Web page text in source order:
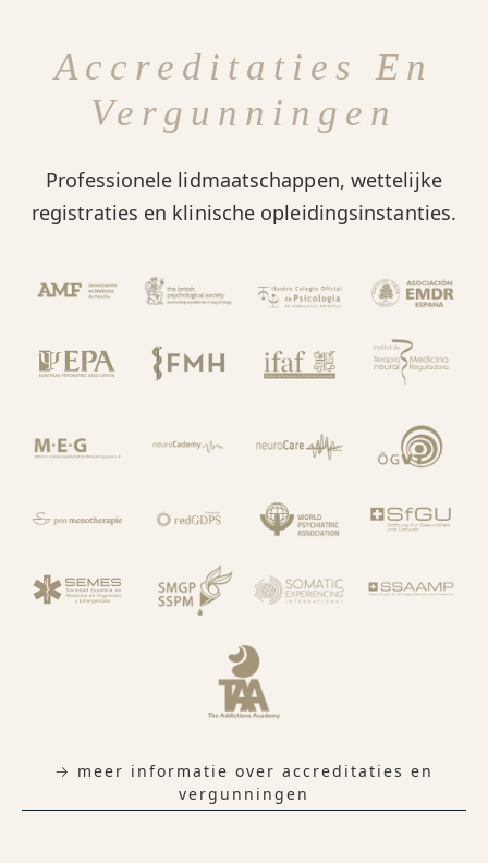
Accreditaties En
Vergunningen
Professionele lidmaatschappen, wettelijke
registraties en klinische opleidingsinstanties.
→ meer informatie over accreditaties en
vergunningen